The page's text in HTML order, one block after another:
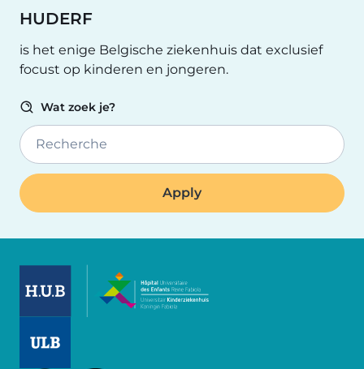
HUDERF
is het enige Belgische ziekenhuis dat exclusief
focust op kinderen en jongeren.
Wat zoek je?
Recherche